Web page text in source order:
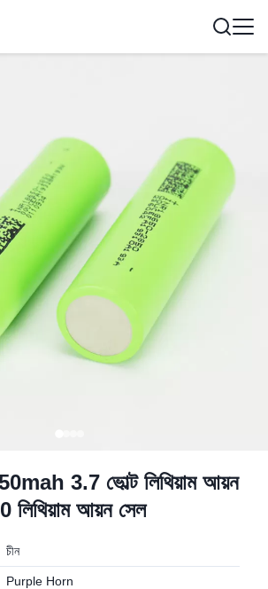
3.7 ভোল্ট লিথিয়াম আয়ন
লিথিয়াম আয়ন সেল
চীন
Purple Horn